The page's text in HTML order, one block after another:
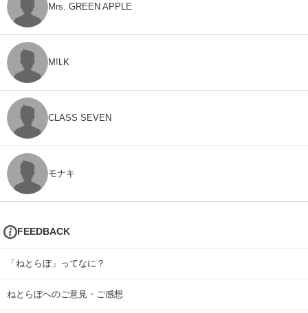
Mrs. GREEN APPLE
M!LK
CLASS SEVEN
モナキ
FEEDBACK
「ねとらぼ」ってなに？
ねとらぼへのご意見・ご感想